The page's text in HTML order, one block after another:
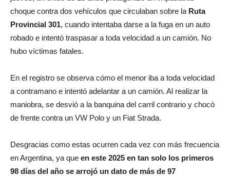
choque contra dos vehículos que circulaban sobre la Ruta
Provincial 301, cuando intentaba darse a la fuga en un auto
robado e intentó traspasar a toda velocidad a un camión. No
hubo víctimas fatales.
En el registro se observa cómo el menor iba a toda velocidad
a contramano e intentó adelantar a un camión. Al realizar la
maniobra, se desvió a la banquina del carril contrario y chocó
de frente contra un VW Polo y un Fiat Strada.
Desgracias como estas ocurren cada vez con más frecuencia
en Argentina, ya que en este 2025 en tan solo los primeros
98 días del año se arrojó un dato de más de 97